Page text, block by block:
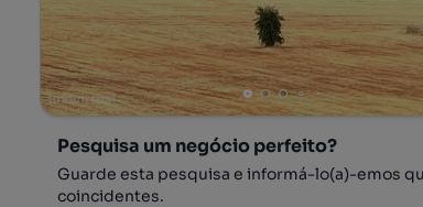
Pesquisa um negócio perfeito?
Guarde esta pesquisa e informá-lo(a)-emos
coincidentes.